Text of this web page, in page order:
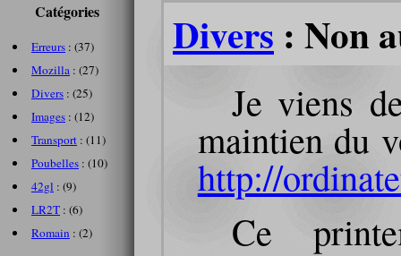
Divers : Non
Je viens
maintien du
http://
Ce
Catégories
Erreurs : (37)
Mozilla : (27)
Divers : (25)
Images : (12)
Transport : (11)
Poubelles : (10)
42gl : (9)
LR2T : (6)
Romain : (2)